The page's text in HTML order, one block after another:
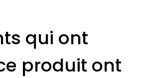
qui ont
produit ont